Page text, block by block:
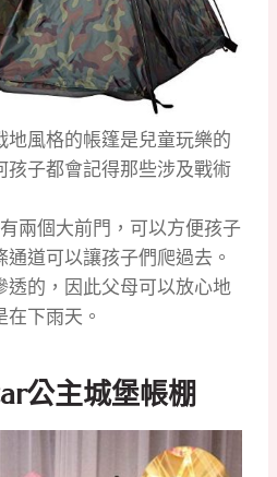
地風格的帳篷是兒童玩樂的
孩子都會記得那些涉及戰術
兩個大前門，可以方便孩子
道可以讓孩子們爬過去。
透的，因此父母可以放心地
下雨天。
公主城堡帳棚